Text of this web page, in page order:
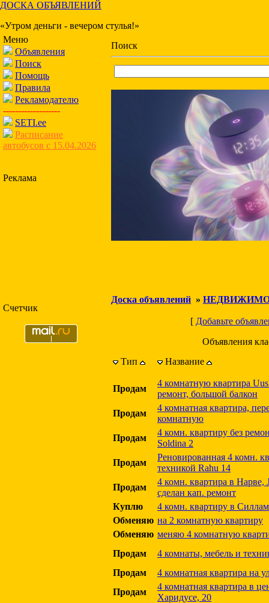
ДОСКА ОБЪЯВЛЕНИЙ
«Утром деньги - вечером стулья!»
Меню
Объявления
Поиск
Помощь
Правила
Рекламодателю
-------------------
SETI.ee
Расписание
автобусов с 15.04.2026
Реклама
Счетчик
Поиск
Доска объявлений »
[ Добавьте
Объявления
Тип
Название
Продам
4 комнатную квартира
ремонт, большой балкон
Продам
4 комнатная квартира,
комнатную
Продам
4 комн. квартиру без
Soldina 2
Продам
Реновированная 4 комн.
техникой Rahu 14
Продам
4 комн. квартира в Нарве,
сделан кап. ремонт
Куплю
4 комн. квартиру в
Обменяю на 2 комнатную квартиру
Обменяю меняю 4 комнатную
Продам
4 комнаты, мебель и
Продам
4 комнатная квартира на
Продам
4 комнатная квартира в
Харидусе, 20